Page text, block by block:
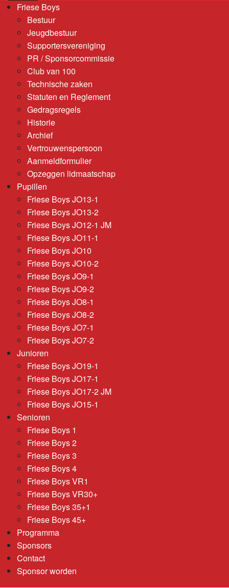
Friese Boys
Bestuur
Jeugdbestuur
Supportersvereniging
PR / Sponsorcommissie
Club van 100
Technische zaken
Statuten en Reglement
Gedragsregels
Historie
Archief
Vertrouwenspersoon
Aanmeldformulier
Opzeggen lidmaatschap
Pupillen
Friese Boys JO13-1
Friese Boys JO13-2
Friese Boys JO12-1 JM
Friese Boys JO11-1
Friese Boys JO10
Friese Boys JO10-2
Friese Boys JO9-1
Friese Boys JO9-2
Friese Boys JO8-1
Friese Boys JO8-2
Friese Boys JO7-1
Friese Boys JO7-2
Junioren
Friese Boys JO19-1
Friese Boys JO17-1
Friese Boys JO17-2 JM
Friese Boys JO15-1
Senioren
Friese Boys 1
Friese Boys 2
Friese Boys 3
Friese Boys 4
Friese Boys VR1
Friese Boys VR30+
Friese Boys 35+1
Friese Boys 45+
Programma
Sponsors
Contact
Sponsor worden